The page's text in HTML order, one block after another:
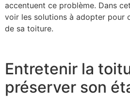
accentuent ce problème. Dans
voir les solutions à adopter pour
de sa toiture.
Entretenir la
préserver son